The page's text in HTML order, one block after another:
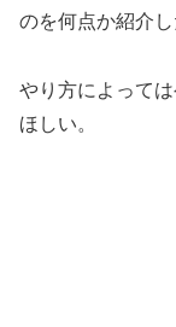
のを何点か紹介し
やり方によって
ほしい。